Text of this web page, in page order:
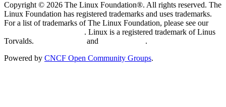
Copyright © 2026 The Linux Foundation®. All rights reserved. The
Linux Foundation has registered trademarks and uses trademarks.
For a list of trademarks of The Linux Foundation, please see our
. Linux is a registered trademark of Linus
Torvalds.
and
.
Powered by CNCF Open Community Groups.